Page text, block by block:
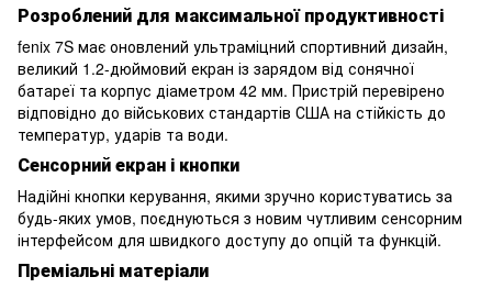
Розроблений для максимальної продуктивності
fenix 7S має оновлений ультраміцний спортивний дизайн,
великий 1.2-дюймовий екран із зарядом від сонячної
батареї та корпус діаметром 42 мм. Пристрій перевірено
відповідно до військових стандартів США на стійкість до
температур, ударів та води.
Сенсорний екран і кнопки
Надійні кнопки керування, якими зручно користуватись за
будь-яких умов, поєднуються з новим чутливим сенсорним
інтерфейсом для швидкого доступу до опцій та функцій.
Преміальні матеріали